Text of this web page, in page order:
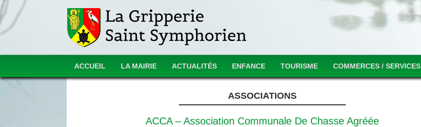
ACCUEIL LA MAIRIE ACTUALITÉS ENFANCE TOURISME COMMERCES / SERVICES
ASSOCIATIONS
ACCA – Association Communale De Chasse Agréée